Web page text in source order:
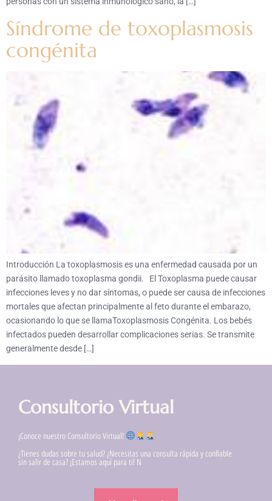
Síndrome de toxoplasmosis
congénita
Introducción La toxoplasmosis es una enfermedad causada por un
parásito llamado toxoplasma gondii. El Toxoplasma puede causar
infecciones leves y no dar síntomas, o puede ser causa de infecciones
mortales que afectan principalmente al feto durante el embarazo,
ocasionando lo que se llamaToxoplasmosis Congénita. Los bebés
infectados pueden desarrollar complicaciones serias. Se transmite
generalmente desde […]
Consultorio Virtual
¡Conoce nuestro Consultorio Virtual!
¿Tienes dudas sobre tu salud? ¿Necesitas una consulta rápida y confiable
sin salir de casa? ¡Estamos aquí para ti! N